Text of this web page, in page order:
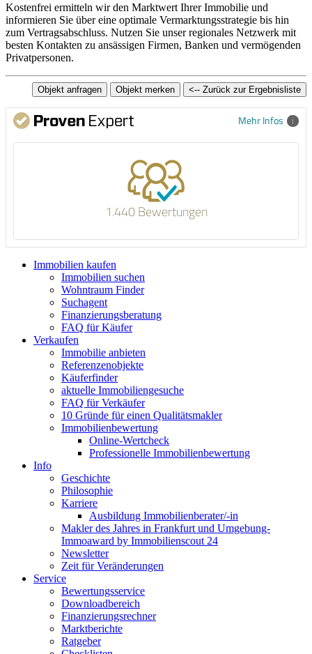
Kostenfrei ermitteln wir den Marktwert Ihrer Immobilie und
informieren Sie über eine optimale Vermarktungsstrategie bis hin
zum Vertragsabschluss. Nutzen Sie unser regionales Netzwerk mit
besten Kontakten zu ansässigen Firmen, Banken und vermögenden
Privatpersonen.
Mehr Infos
1.440 Bewertungen
Immobilien kaufen
Immobilien suchen
Wohntraum Finder
Suchagent
Finanzierungsberatung
FAQ für Käufer
Verkaufen
Immobilie anbieten
Referenzenobjekte
Käuferfinder
aktuelle Immobiliengesuche
FAQ für Verkäufer
10 Gründe für einen Qualitätsmakler
Immobilienbewertung
Online-Wertcheck
Professionelle Immobilienbewertung
Info
Geschichte
Philosophie
Karriere
Ausbildung Immobilienberater/-in
Makler des Jahres in Frankfurt und Umgebung-
Immoaward by Immobilienscout 24
Newsletter
Zeit für Veränderungen
Service
Bewertungsservice
Downloadbereich
Finanzierungsrechner
Marktberichte
Ratgeber